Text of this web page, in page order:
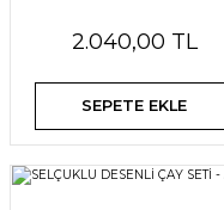
2.040,00 TL
SEPETE EKLE